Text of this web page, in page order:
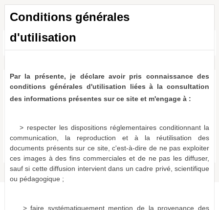
Toutes les ressources
Aucun document ne correspond aux termes de recherche
Essayez d'autres mots.
Utilisez des mots clés plus généraux.
Spécifiez un moins grand nombre de mots.
Conditions générales
d'utilisation
Par la présente, je déclare avoir pris connaissance des
conditions générales d'utilisation liées à la consultation
des informations présentes sur ce site et m'engage à :
> respecter les dispositions réglementaires conditionnant la
communication, la reproduction et à la réutilisation des
documents présents sur ce site, c'est-à-dire de ne pas exploiter
ces images à des fins commerciales et de ne pas les diffuser,
sauf si cette diffusion intervient dans un cadre privé, scientifique
ou pédagogique ;
> faire systématiquement mention de la provenance des